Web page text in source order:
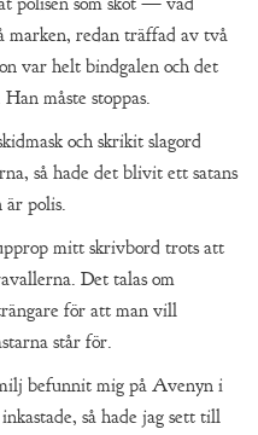
marken, redan träffad av två
var helt bindgalen och det
måste stoppas.
och skrikit slagord
så hade det blivit ett satans
polis.
mitt skrivbord trots att
Det talas om
för att man vill
står för.
befunnit mig på Avenyn i
så hade jag sett till